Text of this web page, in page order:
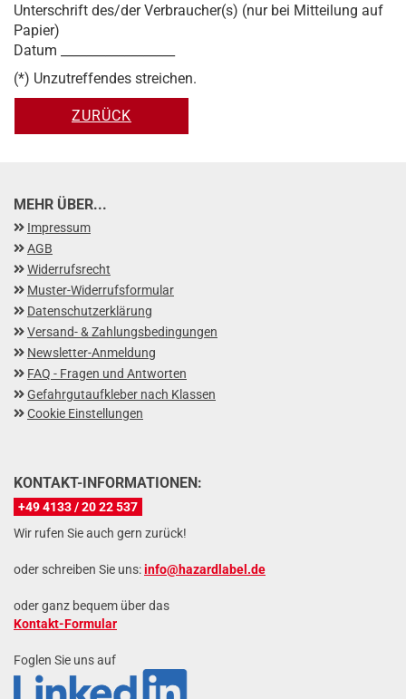
Unterschrift des/der Verbraucher(s) (nur bei Mitteilung auf
Papier)
Datum __________________
(*) Unzutreffendes streichen.
ZURÜCK
MEHR ÜBER...
Impressum
AGB
Widerrufsrecht
Muster-Widerrufsformular
Datenschutzerklärung
Versand- & Zahlungsbedingungen
Newsletter-Anmeldung
FAQ - Fragen und Antworten
Gefahrgutaufkleber nach Klassen
Cookie Einstellungen
KONTAKT-INFORMATIONEN:
+49 4133 / 20 22 537
Wir rufen Sie auch gern zurück!
oder schreiben Sie uns:info@hazardlabel.de
oder ganz bequem über das
Kontakt-Formular
Foglen Sie uns auf